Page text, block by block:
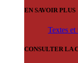
EN SAVOIR PLUS
Textes et
CONSULTER LA